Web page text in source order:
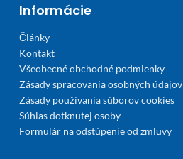
Informácie
Články
Kontakt
Všeobecné obchodné podmienky
Zásady spracovania osobných údajov
Zásady používania súborov cookies
Súhlas dotknutej osoby
Formulár na odstúpenie od zmluvy